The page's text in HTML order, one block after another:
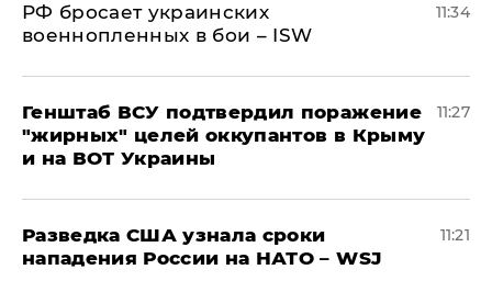
РФ бросает украинских
военнопленных в бои – ISW
11:34
Генштаб ВСУ подтвердил поражение
"жирных" целей оккупантов в Крыму
и на ВОТ Украины
11:27
Разведка США узнала сроки
нападения России на НАТО – WSJ
11:21